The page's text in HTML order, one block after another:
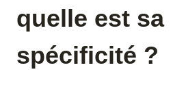
quelle est sa
spécificité ?